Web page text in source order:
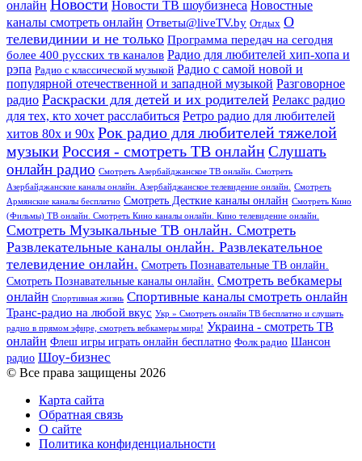
онлайн Новости Новости ТВ шоубизнеса Новостные
каналы смотреть онлайн Ответы@liveTV.by Отдых О
телевидинии и не только Программа передач на сегодня
более 400 русских тв каналов Радио для любителей хип-хопа и
рэпа Радио с классической музыкой Радио с самой новой и
популярной отечественной и западной музыкой Разговорное
радио Раскраски для детей и их родителей Релакс радио
для тех, кто хочет расслабиться Ретро радио для любителей
хитов 80х и 90х Рок радио для любителей тяжелой
музыкиРоссия - смотреть ТВ онлайнСлушать
онлайн радио Смотреть Азербайджанское ТВ онлайн. Смотреть
Азербайджанские каналы онлайн. Азербайджанское телевидение онлайн.
Смотреть
Армянские каналы бесплатно Смотреть Десткие каналы онлайн Смотреть Кино
(Фильмы) ТВ онлайн. Смотреть Кино каналы онлайн. Кино телевидение онлайн.
Смотреть Музыкальные ТВ онлайн. Смотреть
Развлекательные каналы онлайн. Развлекательное
телевидение онлайн. Смотреть Познавательные ТВ онлайн.
Смотреть Познавательные каналы онлайн. Смотреть вебкамеры
онлайн Спортивная жизнь Спортивные каналы смотреть онлайн
Транс-радио на любой вкус Укр » Смотреть онлайн ТВ бесплатно и слушать
радио в прямом эфире, смотреть вебкамеры мира! Украина - смотреть ТВ
онлайн Флеш игры играть онлайн бесплатно Фолк радио Шансон
радио Шоу-бизнес
© Все права защищены 2026
Карта сайта
Обратная связь
О сайте
Политика конфиденциальности